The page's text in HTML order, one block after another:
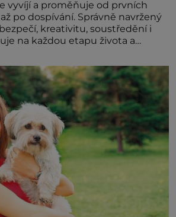
vyvíjí a proměňuje od prvních
po dospívání. Správně navržený
kreativitu, soustředění i
na každou etapu života a
a bezpečí, proto by pokoj
především klidně a útulně.